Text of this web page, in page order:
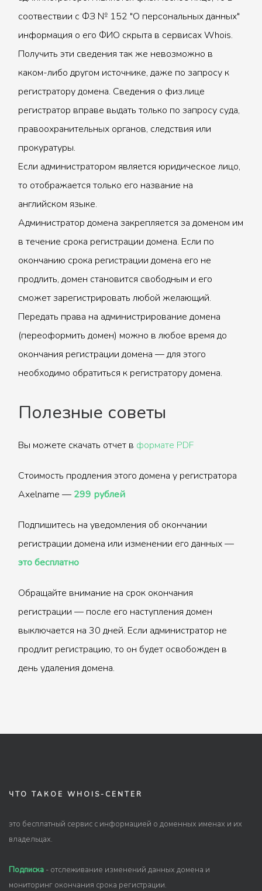
соотвествии с ФЗ № 152 "О персональных данных"
информация о его ФИО скрыта в сервисах Whois.
Получить эти сведения так же невозможно в
каком-либо другом источнике, даже по запросу к
регистратору домена. Сведения о физ.лице
регистратор вправе выдать только по запросу суда,
правоохранительных органов, следствия или
прокуратуры.
Если администратором является юридическое лицо,
то отображается только его название на
английском языке.
Администратор домена закрепляется за доменом им
в течение срока регистрации домена. Если по
окончанию срока регистрации домена его не
продлить, домен становится свободным и его
сможет зарегистрировать любой желающий.
Передать права на администрирование домена
(переоформить домен) можно в любое время до
окончания регистрации домена — для этого
необходимо обратиться к регистратору домена.
Полезные советы
Вы можете скачать отчет в формате PDF
Стоимость продления этого домена у регистратора
Axelname — 299 рублей
Подпишитесь на уведомления об окончании
регистрации домена или изменении его данных —
это бесплатно
Обращайте внимание на срок окончания
регистрации — после его наступления домен
выключается на 30 дней. Если администратор не
продлит регистрацию, то он будет освобожден в
день удаления домена.
ЧТО ТАКОЕ WHOIS-CENTER
это бесплатный сервис с информацией о доменных именах и их
владельцах.
Подписка - отслеживание изменений данных домена и
мониторинг окончания срока регистрации.